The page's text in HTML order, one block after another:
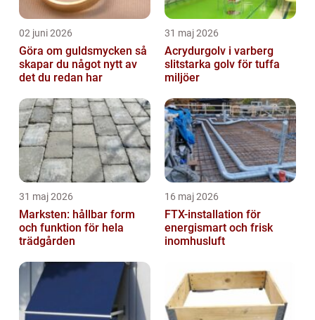
02 juni 2026
Göra om guldsmycken så
skapar du något nytt av
det du redan har
31 maj 2026
Acrydurgolv i varberg
slitstarka golv för tuffa
miljöer
31 maj 2026
Marksten: hållbar form
och funktion för hela
trädgården
16 maj 2026
FTX-installation för
energismart och frisk
inomhusluft